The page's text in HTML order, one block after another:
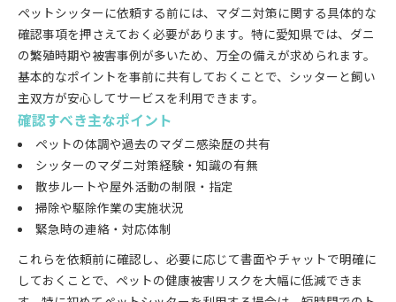
ペットシッターに依頼する前には、マダニ対策に関する具体的な
確認事項を押さえておく必要があります。特に愛知県では、ダニ
の繁殖時期や被害事例が多いため、万全の備えが求められます。
基本的なポイントを事前に共有しておくことで、シッターと飼い
主双方が安心してサービスを利用できます。
確認すべき主なポイント
ペットの体調や過去のマダニ感染歴の共有
シッターのマダニ対策経験・知識の有無
散歩ルートや屋外活動の制限・指定
掃除や駆除作業の実施状況
緊急時の連絡・対応体制
これらを依頼前に確認し、必要に応じて書面やチャットで明確に
しておくことで、ペットの健康被害リスクを大幅に低減できま